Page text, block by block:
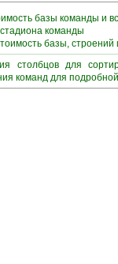
базы команды и
команды
базы,
столбцов для
команд для